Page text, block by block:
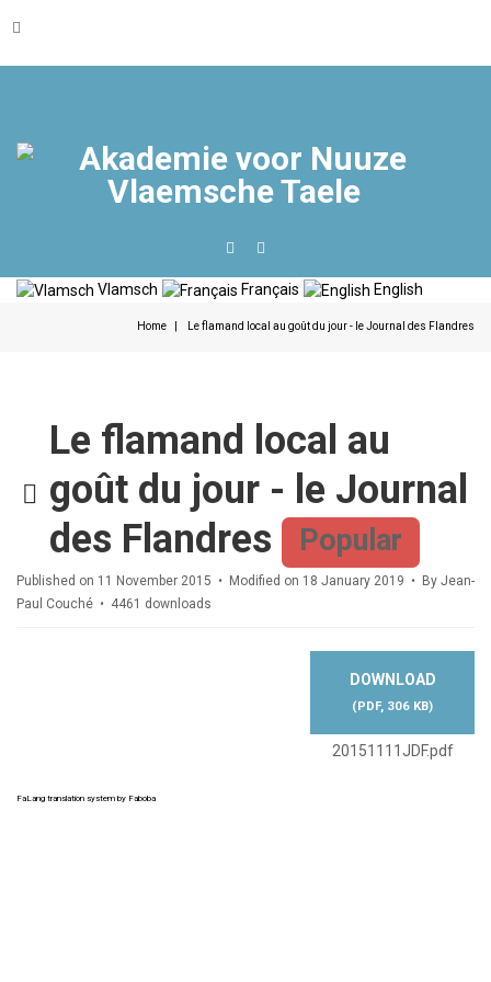
Vlamsch Français English
Home Le flamand local au goût du jour - le Journal des Flandres
pdf
Le flamand local au
goût du jour - le Journal
des Flandres
Popular
Published on 11 November 2015 Modified on 18 January 2019 By Jean-
Paul Couché
4461 downloads
DOWNLOAD
(PDF, 306 KB)
20151111JDF.pdf
FaLang translation system by Faboba